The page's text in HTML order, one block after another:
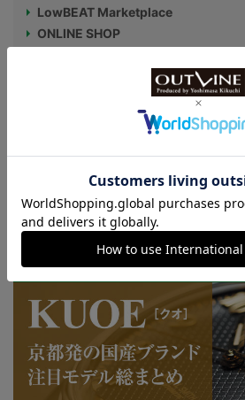
LowBEAT Marketplace
ONLINE SHOP
特許取得“耐衝撃”ウオッチなど
KUOE：総まとめ